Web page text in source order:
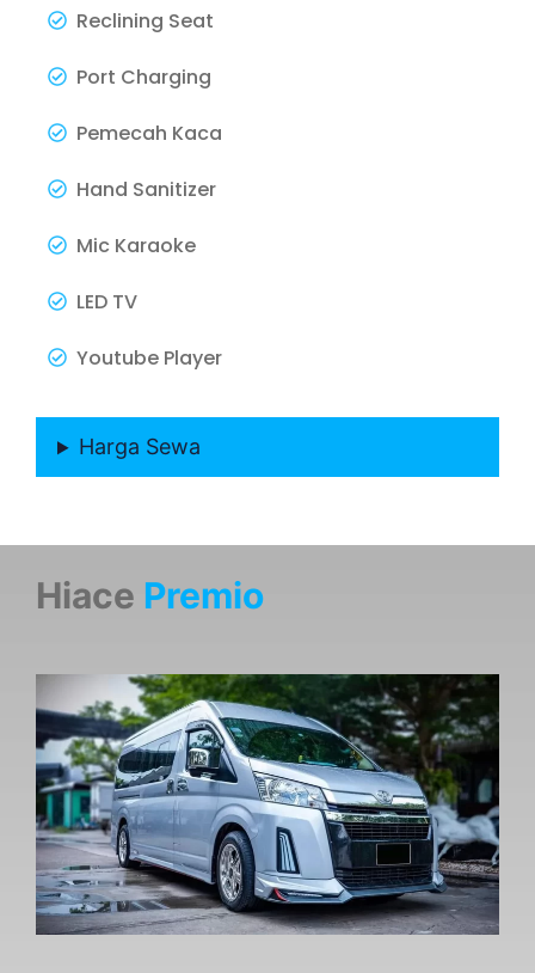
Reclining Seat
Port Charging
Pemecah Kaca
Hand Sanitizer
Mic Karaoke
LED TV
Youtube Player
Harga Sewa
Hiace Premio